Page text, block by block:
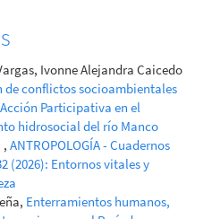
Ivonne Alejandra Caicedo
de conflictos socioambientales
Participativa en el
hidrosocial del río Manco
, ANTROPOLOGÍA - Cuadernos
(2026): Entornos vitales y
Enterramientos humanos,